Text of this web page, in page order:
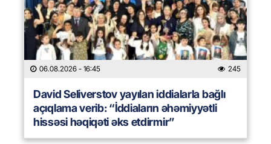
06.08.2026 - 16:45 245
David Seliverstov yayılan iddialarla bağlı
açıqlama verib: “İddiaların əhəmiyyətli
hissəsi həqiqəti əks etdirmir”